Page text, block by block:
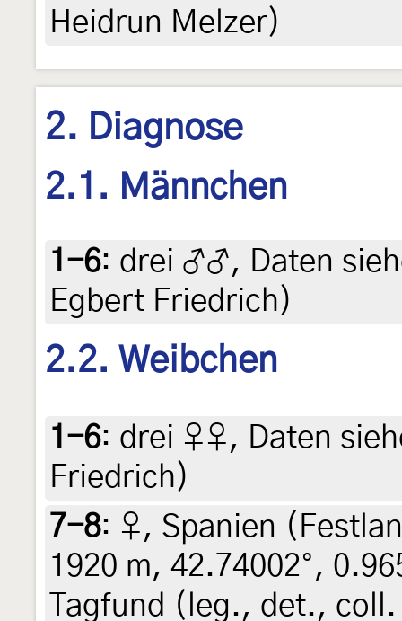
Heidrun Melzer)
2. Diagnose
2.1. Männchen
1-6: drei ♂♂, Daten
Egbert Friedrich)
2.2. Weibchen
1-6: drei ♀♀, Daten
Friedrich)
7-8: ♀, Spanien
1920 m, 42.74002°,
Tagfund (leg., det.,